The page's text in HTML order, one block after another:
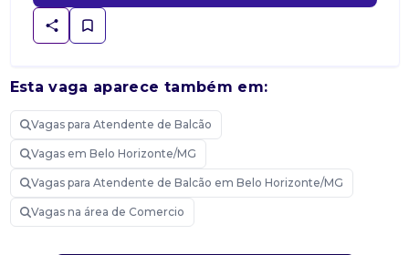
Esta vaga aparece também em:
Vagas para Atendente de Balcão
Vagas em Belo Horizonte/MG
Vagas para Atendente de Balcão em Belo Horizonte/MG
Vagas na área de Comercio